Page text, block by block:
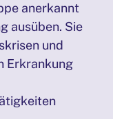
anerkannt
ausüben. Sie
und
Erkrankung